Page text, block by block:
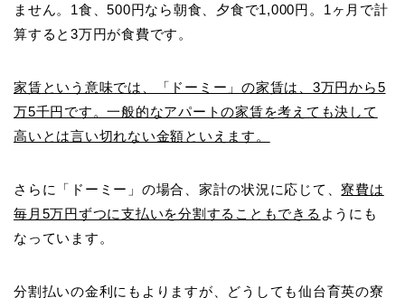
ません。1食、500円なら朝食、夕食で1,000円。1ヶ月で計
算すると3万円が食費です。
家賃という意味では、「ドーミー」の家賃は、3万円から5
万5千円です。一般的なアパートの家賃を考えても決して
高いとは言い切れない金額といえます。
さらに「ドーミー」の場合、家計の状況に応じて、寮費は
毎月5万円ずつに支払いを分割することもできる ようにも
なっています。
分割払いの金利にもよりますが、どうしても仙台育英の寮